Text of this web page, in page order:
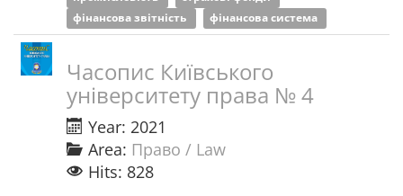
фінансова звітність
фінансова система
Часопис Київського
університету права № 4
Year: 2021
Area: Право / Law
Hits: 828